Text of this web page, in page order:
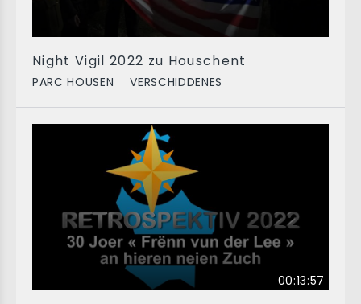
Night Vigil 2022 zu Houschent
PARC HOUSEN VERSCHIDDENES
00:13:57